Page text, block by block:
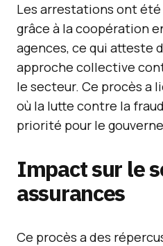
Les arrestations ont
grâce à la coopération
agences, ce qui atteste
approche collective
le secteur. Ce procès a
où la lutte contre la
priorité pour le
Impact sur le
assurances
Ce procès a des